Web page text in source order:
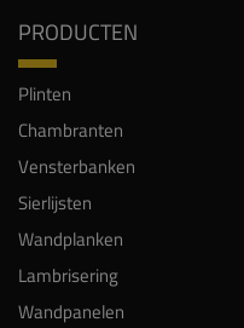
PRODUCTEN
Plinten
Chambranten
Vensterbanken
Sierlijsten
Wandplanken
Lambrisering
Wandpanelen